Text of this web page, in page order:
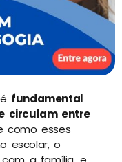
fundamental
circulam entre
como esses
escolar, o